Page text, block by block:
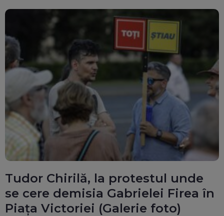
Tudor Chirilă, la protestul unde
se cere demisia Gabrielei Firea în
Piața Victoriei (Galerie foto)